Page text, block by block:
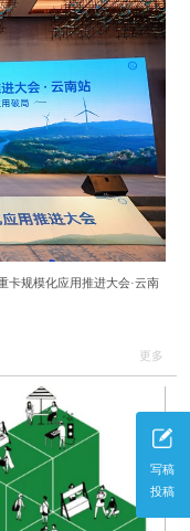
写稿
投稿
卡规模化应用推进大会·云南
更多